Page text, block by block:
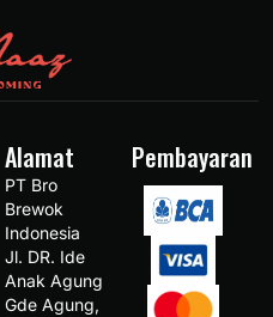
Alamat
PT Bro
Brewok
Indonesia
Jl. DR. Ide
Anak Agung
Gde Agung,
Pembayaran